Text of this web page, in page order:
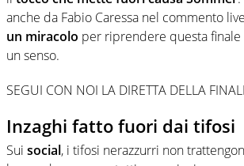
anche da Fabio Caressa nel commento
un miracolo per riprendere questa finale
un senso.
SEGUI CON NOI LA DIRETTA DELLA
Inzaghi fatto fuori dai tifosi
Sui social, i tifosi nerazzurri non